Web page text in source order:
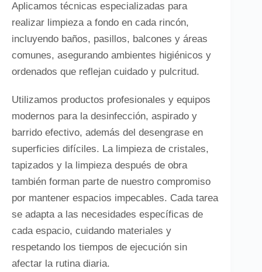
Aplicamos técnicas especializadas para
realizar limpieza a fondo en cada rincón,
incluyendo baños, pasillos, balcones y áreas
comunes, asegurando ambientes higiénicos y
ordenados que reflejan cuidado y pulcritud.
Utilizamos productos profesionales y equipos
modernos para la desinfección, aspirado y
barrido efectivo, además del desengrase en
superficies difíciles. La limpieza de cristales,
tapizados y la limpieza después de obra
también forman parte de nuestro compromiso
por mantener espacios impecables. Cada tarea
se adapta a las necesidades específicas de
cada espacio, cuidando materiales y
respetando los tiempos de ejecución sin
afectar la rutina diaria.